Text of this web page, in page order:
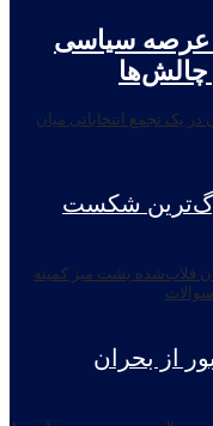
عرصه سیاسی
چالش‌ها
شکست
از بحران